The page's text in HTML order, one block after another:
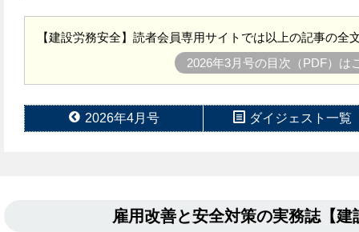
【建設労務安全】読者会員専用サイトでは以上の記事の全
2026年3月号の目次（PDF）は
2026年4月号 ダイジェスト一覧
雇用改善と安全対策の実務誌